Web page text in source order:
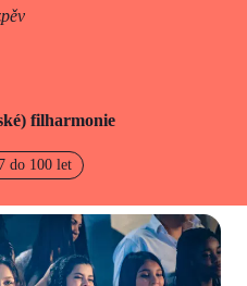
filharmonie
do 100 let